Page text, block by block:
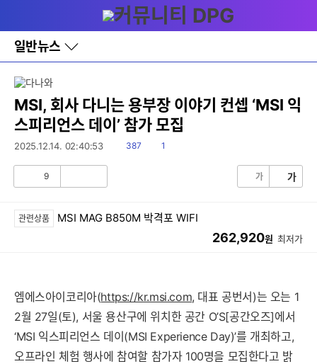
와
홈
일반뉴스
바
로
레
이
어
토
MSI, 회사 다니는 용부장 이야기 컨셉 ‘MSI 익
스피리언스 데이’ 참가 모집
2025.12.14. 02:40:53
읽
387
댓1
9 가 가
관련상품 MSI MAG B850M 박격포 WIFI
262,920원 최저가
엠에스아이코리아(https://kr.msi.com, 대표 공번서)는 오는 1
2월 27일(토), 서울 용산구에 위치한 공간 O’S[공간오즈]에서
‘MSI 익스피리언스 데이(MSI Experience Day)’를 개최하고,
오프라인 체험 행사에 참여할 참가자 100명을 모집한다고 밝